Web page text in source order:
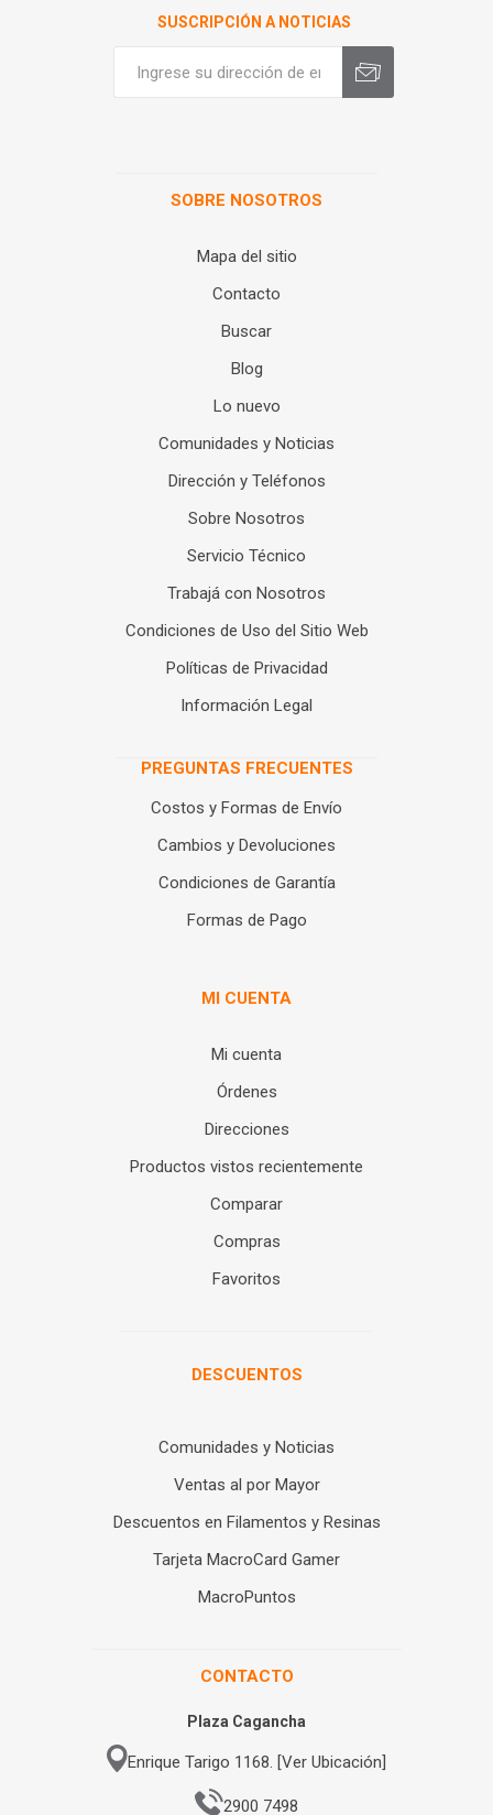
SUSCRIPCIÓN A NOTICIAS
SOBRE NOSOTROS
Mapa del sitio
Contacto
Buscar
Blog
Lo nuevo
Comunidades y Noticias
Dirección y Teléfonos
Sobre Nosotros
Servicio Técnico
Trabajá con Nosotros
Condiciones de Uso del Sitio Web
Políticas de Privacidad
Información Legal
PREGUNTAS FRECUENTES
Costos y Formas de Envío
Cambios y Devoluciones
Condiciones de Garantía
Formas de Pago
MI CUENTA
Mi cuenta
Órdenes
Direcciones
Productos vistos recientemente
Comparar
Compras
Favoritos
DESCUENTOS
Comunidades y Noticias
Ventas al por Mayor
Descuentos en Filamentos y Resinas
Tarjeta MacroCard Gamer
MacroPuntos
CONTACTO
Plaza Cagancha
Enrique Tarigo 1168. [Ver Ubicación]
2900 7498